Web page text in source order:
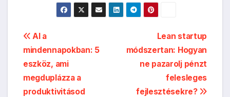
Bejegyzés
navigáció
Lean startup
módszertan: Hogyan
ne pazarolj pénzt
felesleges
fejlesztésekre?
AI a
mindennapokban: 5
eszköz, ami
megduplázza a
produktivitásod